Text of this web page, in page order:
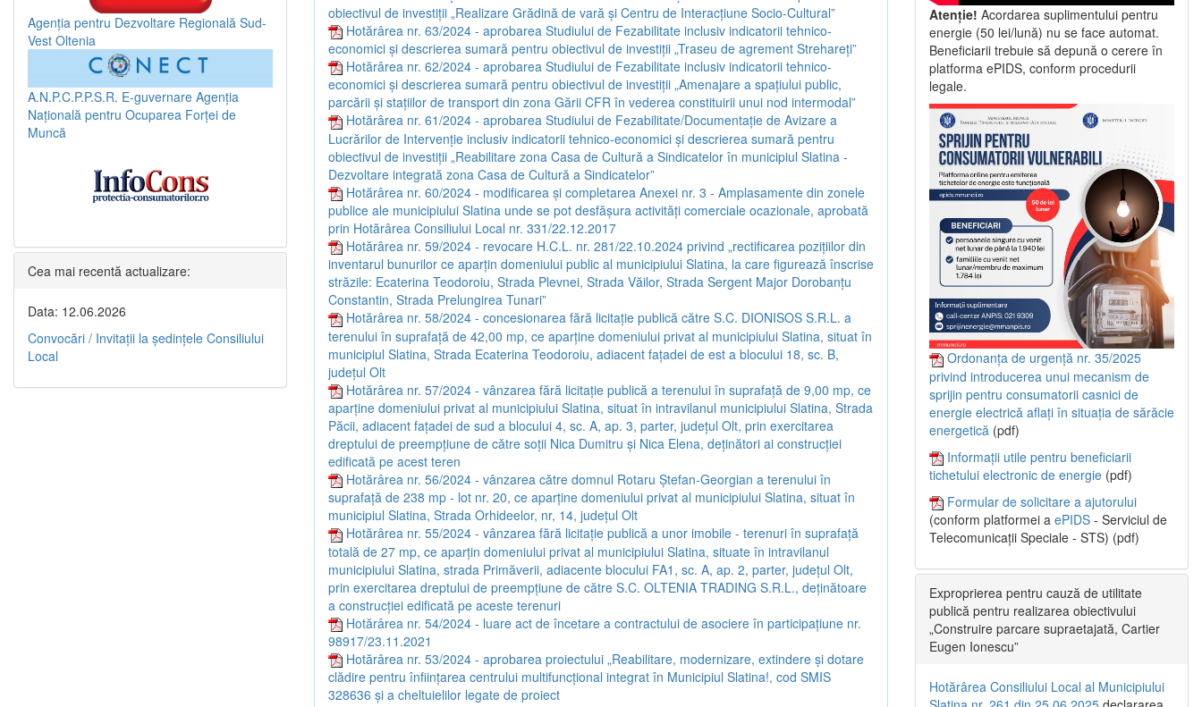
obiectivul de investiții „Realizare Grădină de vară și Centru de Interacțiune Socio-Cultural”
Hotărârea nr. 63/2024 - aprobarea Studiului de Fezabilitate inclusiv indicatorii tehnico-
economici și descrierea sumară pentru obiectivul de investiții „Traseu de agrement Strehareți”
Hotărârea nr. 62/2024 - aprobarea Studiului de Fezabilitate inclusiv indicatorii tehnico-
economici și descrierea sumară pentru obiectivul de investiții „Amenajare a spațiului public,
parcării și stațiilor de transport din zona Gării CFR în vederea constituirii unui nod intermodal”
Hotărârea nr. 61/2024 - aprobarea Studiului de Fezabilitate/Documentație de Avizare a
Lucrărilor de Intervenție inclusiv indicatorii tehnico-economici și descrierea sumară pentru
obiectivul de investiții „Reabilitare zona Casa de Cultură a Sindicatelor în municipiul Slatina -
Dezvoltare integrată zona Casa de Cultură a Sindicatelor”
Hotărârea nr. 60/2024 - modificarea și completarea Anexei nr. 3 - Amplasamente din zonele
publice ale municipiului Slatina unde se pot desfășura activități comerciale ocazionale, aprobată
prin Hotărârea Consiliului Local nr. 331/22.12.2017
Hotărârea nr. 59/2024 - revocare H.C.L. nr. 281/22.10.2024 privind „rectificarea pozițiilor din
inventarul bunurilor ce aparțin domeniului public al municipiului Slatina, la care figurează înscrise
străzile: Ecaterina Teodoroiu, Strada Plevnei, Strada Văilor, Strada Sergent Major Dorobanțu
Constantin, Strada Prelungirea Tunari”
Hotărârea nr. 58/2024 - concesionarea fără licitație publică către S.C. DIONISOS S.R.L. a
terenului în suprafață de 42,00 mp, ce aparține domeniului privat al municipiului Slatina, situat în
municipiul Slatina, Strada Ecaterina Teodoroiu, adiacent fațadei de est a blocului 18, sc. B,
județul Olt
Hotărârea nr. 57/2024 - vânzarea fără licitație publică a terenului în suprafață de 9,00 mp, ce
aparține domeniului privat al municipiului Slatina, situat în intravilanul municipiului Slatina, Strada
Păcii, adiacent fațadei de sud a blocului 4, sc. A, ap. 3, parter, județul Olt, prin exercitarea
dreptului de preempțiune de către soții Nica Dumitru și Nica Elena, deținători ai construcției
edificată pe acest teren
Hotărârea nr. 56/2024 - vânzarea către domnul Rotaru Ștefan-Georgian a terenului în
suprafață de 238 mp - lot nr. 20, ce aparține domeniului privat al municipiului Slatina, situat în
municipiul Slatina, Strada Orhideelor, nr, 14, județul Olt
Hotărârea nr. 55/2024 - vânzarea fără licitație publică a unor imobile - terenuri în suprafață
totală de 27 mp, ce aparțin domeniului privat al municipiului Slatina, situate în intravilanul
municipiului Slatina, strada Primăverii, adiacente blocului FA1, sc. A, ap. 2, parter, județul Olt,
prin exercitarea dreptului de preempțiune de către S.C. OLTENIA TRADING S.R.L., deținătoare
a construcției edificată pe aceste terenuri
Hotărârea nr. 54/2024 - luare act de încetare a contractului de asociere în participațiune nr.
98917/23.11.2021
Hotărârea nr. 53/2024 - aprobarea proiectului „Reabilitare, modernizare, extindere și dotare
clădire pentru înființarea centrului multifuncțional integrat în Municipiul Slatina!, cod SMIS
328636 și a cheltuielilor legate de proiect
Agenția pentru Dezvoltare Regională Sud-
Vest Oltenia
A.N.P.C.P.P.S.R. E-guvernare Agenția
Națională pentru Ocuparea Forței de
Muncă
Cea mai recentă actualizare:
Data: 12.06.2026
Convocări / Invitaţii la şedinţele Consiliului
Local
Atenție! Acordarea suplimentului pentru
energie (50 lei/lună) nu se face automat.
Beneficiarii trebuie să depună o cerere în
platforma ePIDS, conform procedurii
legale.
Ordonanța de urgență nr. 35/2025
privind introducerea unui mecanism de
sprijin pentru consumatorii casnici de
energie electrică aflați în situația de sărăcie
energetică (pdf)
Informații utile pentru beneficiarii
tichetului electronic de energie (pdf)
Formular de solicitare a ajutorului
(conform platformei a ePIDS - Serviciul de
Telecomunicații Speciale - STS) (pdf)
Exproprierea pentru cauză de utilitate
publică pentru realizarea obiectivului
„Construire parcare supraetajată, Cartier
Eugen Ionescu”
Hotărârea Consiliului Local al Municipiului